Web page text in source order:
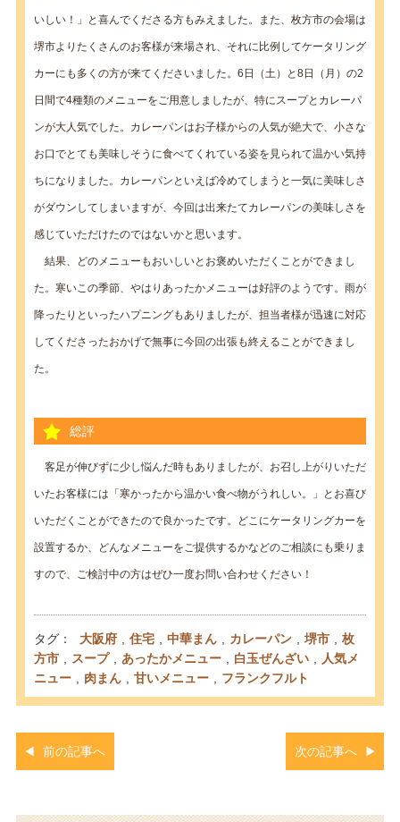
いしい！」と喜んでくださる方もみえました。また、枚方市の会場は
堺市よりたくさんのお客様が来場され、それに比例してケータリング
カーにも多くの方が来てくださいました。6日（土）と8日（月）の2
日間で4種類のメニューをご用意しましたが、特にスープとカレーパ
ンが大人気でした。カレーパンはお子様からの人気が絶大で、小さな
お口でとても美味しそうに食べてくれている姿を見られて温かい気持
ちになりました。カレーパンといえば冷めてしまうと一気に美味しさ
がダウンしてしまいますが、今回は出来たてカレーパンの美味しさを
感じていただけたのではないかと思います。
結果、どのメニューもおいしいとお褒めいただくことができまし
た。寒いこの季節、やはりあったかメニューは好評のようです。雨が
降ったりといったハプニングもありましたが、担当者様が迅速に対応
してくださったおかげで無事に今回の出張も終えることができまし
た。
総評
客足が伸びずに少し悩んだ時もありましたが、お召し上がりいただ
いたお客様には「寒かったから温かい食べ物がうれしい。」とお喜び
いただくことができたので良かったです。どこにケータリングカーを
設置するか、どんなメニューをご提供するかなどのご相談にも乗りま
すので、ご検討中の方はぜひ一度お問い合わせください！
タグ： 大阪府 住宅 中華まん カレーパン 堺市
枚
方市
スープ あったかメニュー 白玉ぜんざい
人気メ
ニュー
肉まん 甘いメニュー フランクフルト
前の記事へ 次の記事へ